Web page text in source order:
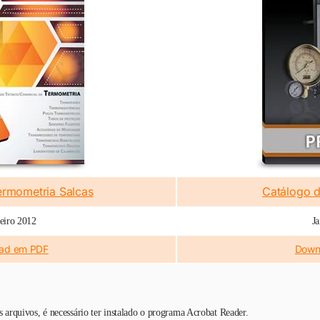
Salcas Catálogo
2012
em PDF
arquivos, é necessário ter instalado o programa Acrobat Reader.